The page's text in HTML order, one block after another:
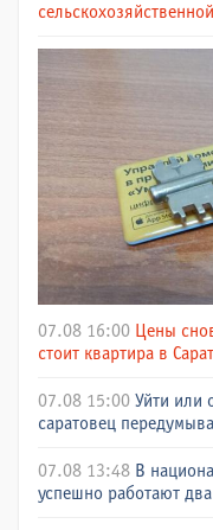
07.08 16:00 Цены
стоит квартира в
07.08 15:00 Уйти или
саратовец
07.08 13:48 В
успешно работают